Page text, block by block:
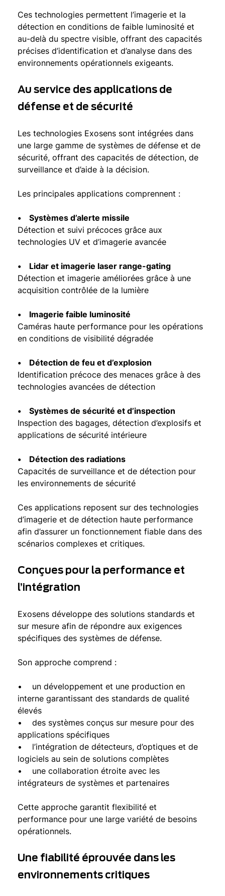
Ces technologies permettent l’imagerie et la
détection en conditions de faible luminosité et
au-delà du spectre visible, offrant des capacités
précises d’identification et d’analyse dans des
environnements opérationnels exigeants.
Au service des applications de
défense et de sécurité
Les technologies Exosens sont intégrées dans
une large gamme de systèmes de défense et de
sécurité, offrant des capacités de détection, de
surveillance et d’aide à la décision.
Les principales applications comprennent :
• Systèmes d’alerte missile
Détection et suivi précoces grâce aux
technologies UV et d’imagerie avancée
• Lidar et imagerie laser range-gating
Détection et imagerie améliorées grâce à une
acquisition contrôlée de la lumière
• Imagerie faible luminosité
Caméras haute performance pour les opérations
en conditions de visibilité dégradée
• Détection de feu et d’explosion
Identification précoce des menaces grâce à des
technologies avancées de détection
• Systèmes de sécurité et d’inspection
Inspection des bagages, détection d’explosifs et
applications de sécurité intérieure
• Détection des radiations
Capacités de surveillance et de détection pour
les environnements de sécurité
Ces applications reposent sur des technologies
d’imagerie et de détection haute performance
afin d’assurer un fonctionnement fiable dans des
scénarios complexes et critiques.
Conçues pour la performance et
l’intégration
Exosens développe des solutions standards et
sur mesure afin de répondre aux exigences
spécifiques des systèmes de défense.
Son approche comprend :
• un développement et une production en
interne garantissant des standards de qualité
élevés
• des systèmes conçus sur mesure pour des
applications spécifiques
• l’intégration de détecteurs, d’optiques et de
logiciels au sein de solutions complètes
• une collaboration étroite avec les
intégrateurs de systèmes et partenaires
Cette approche garantit flexibilité et
performance pour une large variété de besoins
opérationnels.
Une fiabilité éprouvée dans les
environnements critiques